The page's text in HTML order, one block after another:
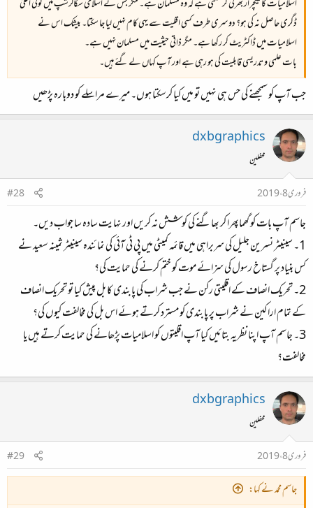
اسلامیات کا لیکچرار بھرتی کر سکتی ہے کہ وہ مسلمان ہے۔ مگر جس نے اسلامی سکالرشپ میں کوئی اعلیٰ
ڈگری حاصل نہ کی ہو؟ دوسری طرف کسی اقلیت سے یہی کام نہیں لیا جا سکتا۔ بیشک اس نے
اسلامیات میں ڈاکٹریٹ کر رکھا ہے۔ مگر ذاتی حیثیت میں مسلمان نہیں ہے۔
بات علمی و تدریسی قابلیت کی ہو رہی ہے اور آپ کہاں لے گئے ہیں۔
جب آپ کو سمجھنے کی حس ہی نہیں تو میں کیا کرسکتا ہوں۔ میرے مراسلے کو دوبارہ پڑھیں
dxbgraphics
محفلین
فروری 8، 2019
#28
جاسم آپ بات کو گھماپھرا کر بھاگنے کی کوشش نہ کریں اور نہایت سادہ سا جواب دیں۔
1۔ سینیٹر نسرین جلیل کی سربراہی میں قائمہ کمیٹی میں پی ٹی آئی کی نمائندہ سینیٹر ثمینہ سعید نے
کس بنیاد پر گستاخ رسول کی سزائے موت کو ختم کرنے کی حمایت کی؟
2۔ تحریک انصاف کے اقلیتی رکن نے جب شراب کی پابندی کا بل پیش کیا تو تحریک انصاف
کے تمام اراکین نے شراب پر پابندی کو مسترد کرتے ہوئے اس بل کی مخالفت کیوں کی؟
3۔ جاسم آپ اپنا نظریہ بتائیں کیا آپ اقلیتوں کو اسلامیات پڑھانے کی حمایت کرتے ہیں یا
مخالفت؟
dxbgraphics
محفلین
فروری 8، 2019
#29
جاسم محمد نے کہا: